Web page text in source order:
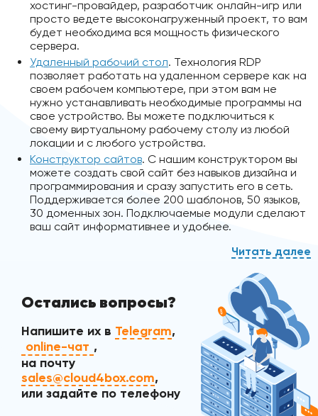
хостинг-провайдер, разработчик онлайн-игр или
просто ведете высоконагруженный проект, то вам
будет необходима вся мощность физического
сервера.
Удаленный рабочий стол. Технология RDP
позволяет работать на удаленном сервере как на
своем рабочем компьютере, при этом вам не
нужно устанавливать необходимые программы на
свое устройство. Вы можете подключиться к
своему виртуальному рабочему столу из любой
локации и с любого устройства.
Конструктор сайтов. С нашим конструктором вы
можете создать свой сайт без навыков дизайна и
программирования и сразу запустить его в сеть.
Поддерживается более 200 шаблонов, 50 языков,
30 доменных зон. Подключаемые модули сделают
ваш сайт информативнее и удобнее.
Дополнительные возможности
хостинга серверов
В рамках дополнительных услуг, мы также
предоставляем нашим пользователям такие
возможности как:
Выделенный канал. Если вам необходимо
построение сложных архитектурных сетей или
обеспечение провайдером высокоскоростного
Остались вопросы?
Напишите их в Telegram,
online-чат ,
на почту
sales@cloud4box.com,
или задайте по телефону